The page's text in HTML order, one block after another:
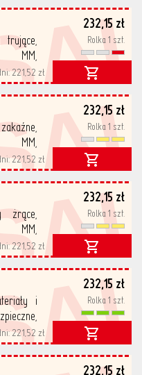
232,15 zł
trujące,
PP
221,52 zł
Rolka 1 szt.
232,15 zł
PP
221,52 zł
Rolka 1 szt.
232,15 zł
żrące,
PP
221,52 zł
Rolka 1 szt.
232,15 zł
i
PP
221,52 zł
Rolka 1 szt.
232,15 zł